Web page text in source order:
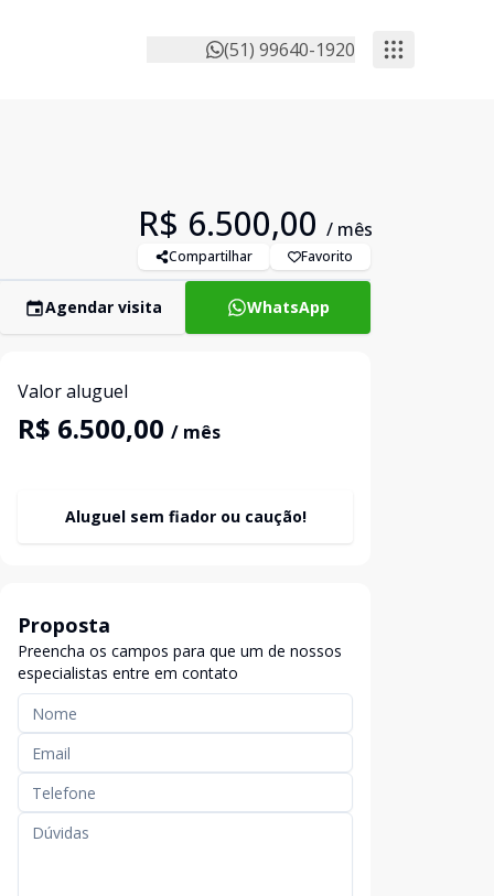
(51) 99640-1920
R$ 6.500,00 / mês
Compartilhar Favorito
Agendar visita WhatsApp
Valor aluguel
R$ 6.500,00 / mês
Aluguel sem fiador ou caução!
Proposta
Preencha os campos para que um de nossos
especialistas entre em contato